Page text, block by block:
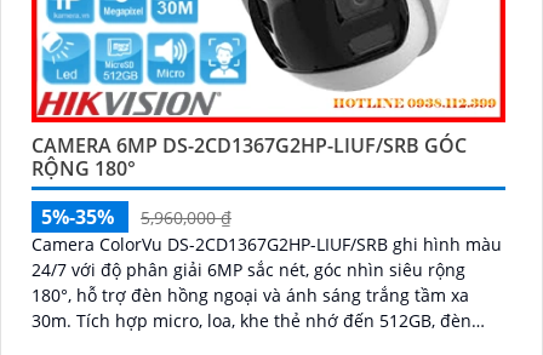
CAMERA 6MP DS-2CD1367G2HP-LIUF/SRB GÓC
RỘNG 180°
5%-35%
5,960,000 ₫
Camera ColorVu DS-2CD1367G2HP-LIUF/SRB ghi hình màu
24/7 với độ phân giải 6MP sắc nét, góc nhìn siêu rộng
180°, hỗ trợ đèn hồng ngoại và ánh sáng trắng tầm xa
30m. Tích hợp micro, loa, khe thẻ nhớ đến 512GB, đèn